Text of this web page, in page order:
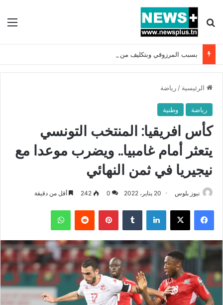
بحث عن
الرئيسية / رياضة
رياضة وطنية
كأس افريقيا: المنتخب التونسي
يتعثر أمام غامبيا.. ويضرب موعدا مع
نيجيريا في ثمن النهائي
نيوز بلوس 20 يناير، 2022 0
242 أقل من دقيقة
فيسبوك X لينكدإن بينتيريست واتساب